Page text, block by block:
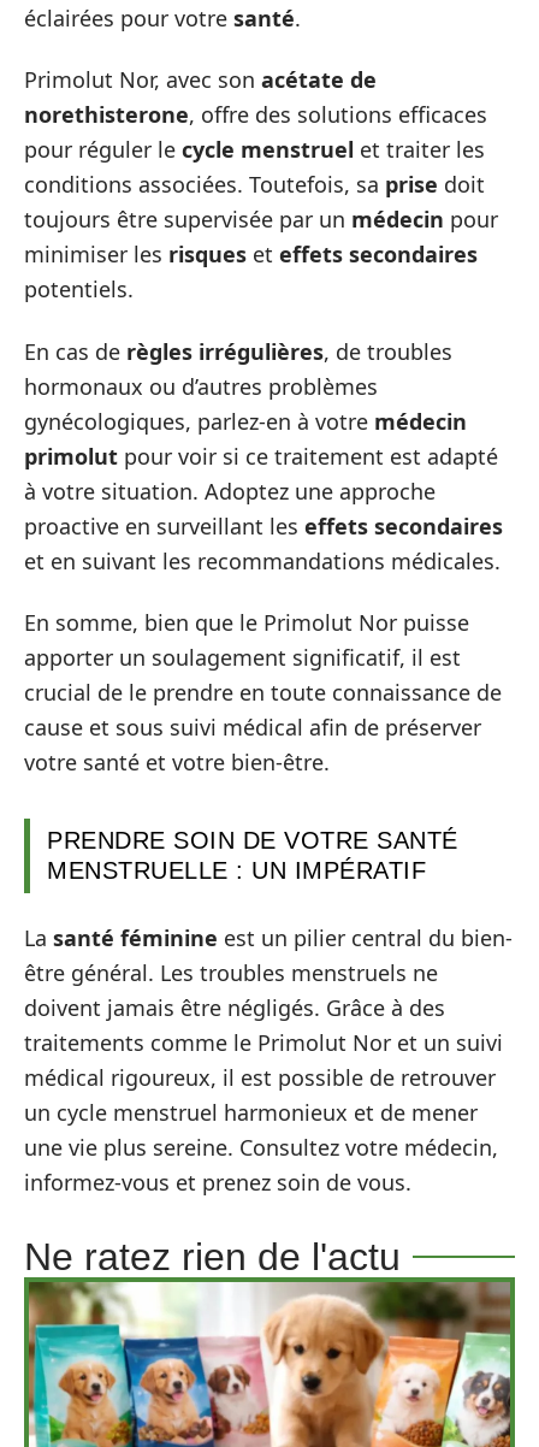
éclairées pour votre santé.
Primolut Nor, avec son acétate de
norethisterone, offre des solutions efficaces
pour réguler le cycle menstruel et traiter les
conditions associées. Toutefois, sa prise doit
toujours être supervisée par un médecin pour
minimiser les risques et effets secondaires
potentiels.
En cas de règles irrégulières, de troubles
hormonaux ou d’autres problèmes
gynécologiques, parlez-en à votre médecin
primolut pour voir si ce traitement est adapté
à votre situation. Adoptez une approche
proactive en surveillant les effets secondaires
et en suivant les recommandations médicales.
En somme, bien que le Primolut Nor puisse
apporter un soulagement significatif, il est
crucial de le prendre en toute connaissance de
cause et sous suivi médical afin de préserver
votre santé et votre bien-être.
PRENDRE SOIN DE VOTRE SANTÉ
MENSTRUELLE : UN IMPÉRATIF
La santé féminine est un pilier central du bien-
être général. Les troubles menstruels ne
doivent jamais être négligés. Grâce à des
traitements comme le Primolut Nor et un suivi
médical rigoureux, il est possible de retrouver
un cycle menstruel harmonieux et de mener
une vie plus sereine. Consultez votre médecin,
informez-vous et prenez soin de vous.
Ne ratez rien de l'actu